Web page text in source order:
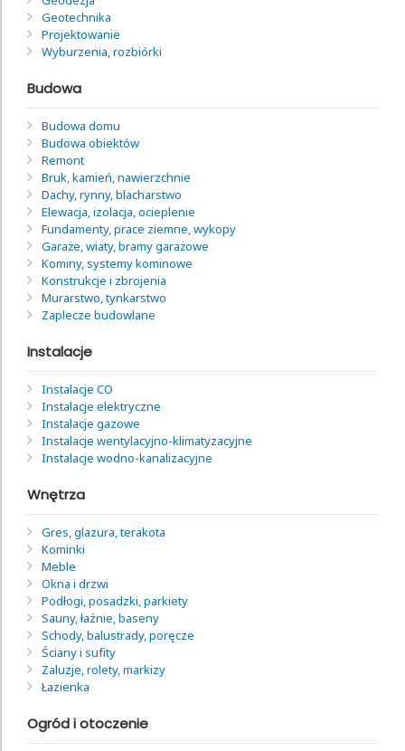
Geotechnika
Projektowanie
Wyburzenia, rozbiórki
Budowa
Budowa domu
Budowa obiektów
Remont
Bruk, kamień, nawierzchnie
Dachy, rynny, blacharstwo
Elewacja, izolacja, ocieplenie
Fundamenty, prace ziemne, wykopy
Garaże, wiaty, bramy garażowe
Kominy, systemy kominowe
Konstrukcje i zbrojenia
Murarstwo, tynkarstwo
Zaplecze budowlane
Instalacje
Instalacje CO
Instalacje elektryczne
Instalacje gazowe
Instalacje wentylacyjno-klimatyzacyjne
Instalacje wodno-kanalizacyjne
Wnętrza
Gres, glazura, terakota
Kominki
Meble
Okna i drzwi
Podłogi, posadzki, parkiety
Sauny, łaźnie, baseny
Schody, balustrady, poręcze
Ściany i sufity
Żaluzje, rolety, markizy
Łazienka
Ogród i otoczenie